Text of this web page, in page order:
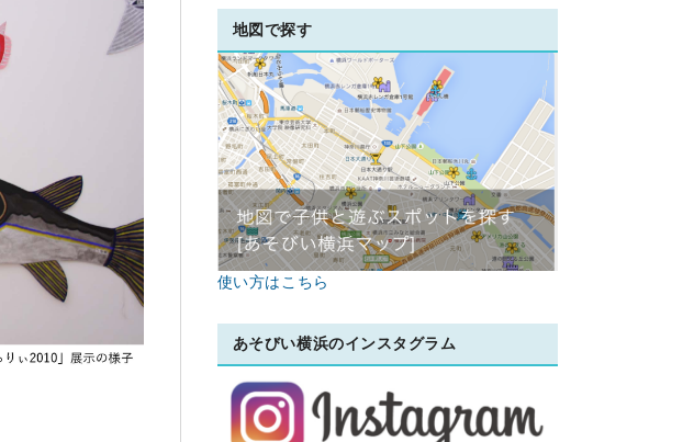
地図で探す
使い方はこちら
あそびい横浜のインスタグラム